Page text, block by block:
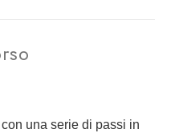
una serie di passi in